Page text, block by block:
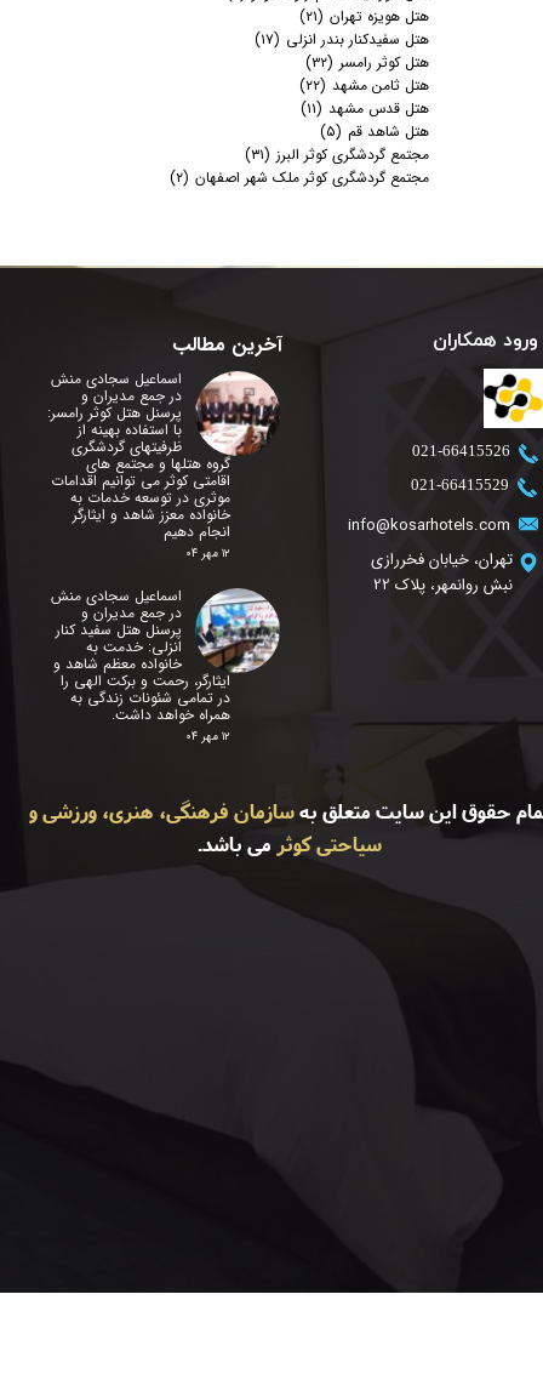
هتل هویزه تهران (۲۱)
هتل سفیدکنار بندر انزلی (۱۷)
هتل کوثر رامسر (۳۲)
هتل ثامن مشهد (۲۲)
هتل قدس مشهد (۱۱)
هتل شاهد قم (۵)
مجتمع گردشگری کوثر البرز (۳۱)
مجتمع گردشگری کوثر ملک شهر اصفهان (۲)
info@kosarhotels.com
تهران، خیابان فخررازی
نبش روانمهر، پلاک 22
​021-66415526
​021-66415529
آخرین مطالب
حقوق این سایت متعلق بهسازمان فرهنگی، هنری، ورزشی و
سیاحتی کوثر می باشد.
اسماعیل سجادی منش
در جمع مدیران و
پرسنل هتل کوثر رامسر:
با استفاده بهینه از
ظرفیتهای گردشگری
گروه هتلها و مجتمع های
اقامتی کوثر می توانیم اقدامات
موثری در توسعه خدمات به
خانواده معزز شاهد و ایثارگر
انجام دهیم
۱۲ مهر ۰۴
اسماعیل سجادی منش
در جمع مدیران و
پرسنل هتل سفید کنار
انزلی: خدمت به
خانواده معظم شاهد و
ایثارگر، رحمت و برکت الهی را
در تمامی شئونات زندگی به
همراه خواهد داشت.
۱۲ مهر ۰۴
ورود همکاران